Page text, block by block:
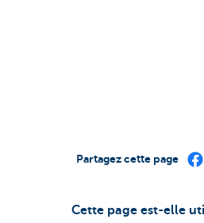
Cette page est-elle
Partagez cette page